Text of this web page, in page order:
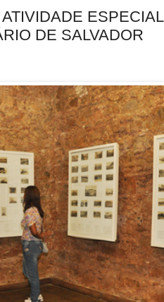
ESPECIAL
DE SALVADOR